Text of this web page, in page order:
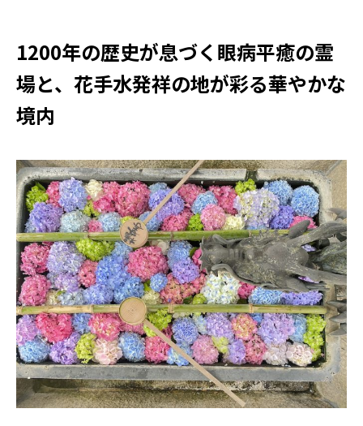
1200年の歴史が息づく眼病平癒の霊
場と、花手水発祥の地が彩る華やかな
境内